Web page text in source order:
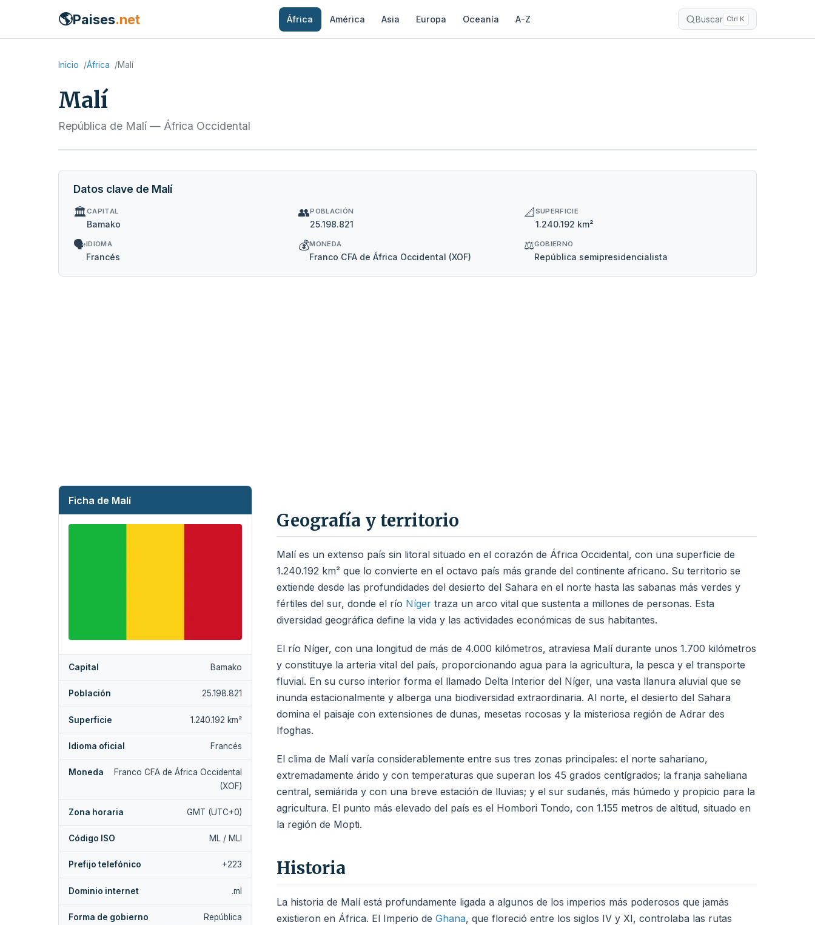
🌎Paises.net África América Asia Europa Oceanía A-Z Buscar Ctrl K
Inicio África Malí
Malí
República de Malí — África Occidental
Datos clave de Malí
🏛️CAPITAL
Bamako
👥POBLACIÓN
25.198.821
📐SUPERFICIE
1.240.192 km²
🗣️IDIOMA
Francés
💰MONEDA
Franco CFA de África Occidental (XOF)
⚖️GOBIERNO
República semipresidencialista
Ficha de Malí
Capital Bamako
Población 25.198.821
Superficie 1.240.192 km²
Idioma oficial Francés
Moneda
Franco CFA de África Occidental
(XOF)
Zona horaria GMT (UTC+0)
Código ISO ML / MLI
Prefijo telefónico +223
Dominio internet .ml
Forma de gobierno
República
Geografía y territorio
Malí es un extenso país sin litoral situado en el corazón de África Occidental, con una superficie de
1.240.192 km² que lo convierte en el octavo país más grande del continente africano. Su territorio se
extiende desde las profundidades del desierto del Sahara en el norte hasta las sabanas más verdes y
fértiles del sur, donde el río Níger traza un arco vital que sustenta a millones de personas. Esta
diversidad geográfica define la vida y las actividades económicas de sus habitantes.
El río Níger, con una longitud de más de 4.000 kilómetros, atraviesa Malí durante unos 1.700 kilómetros
y constituye la arteria vital del país, proporcionando agua para la agricultura, la pesca y el transporte
fluvial. En su curso interior forma el llamado Delta Interior del Níger, una vasta llanura aluvial que se
inunda estacionalmente y alberga una biodiversidad extraordinaria. Al norte, el desierto del Sahara
domina el paisaje con extensiones de dunas, mesetas rocosas y la misteriosa región de Adrar des
Ifoghas.
El clima de Malí varía considerablemente entre sus tres zonas principales: el norte sahariano,
extremadamente árido y con temperaturas que superan los 45 grados centígrados; la franja saheliana
central, semiárida y con una breve estación de lluvias; y el sur sudanés, más húmedo y propicio para la
agricultura. El punto más elevado del país es el Hombori Tondo, con 1.155 metros de altitud, situado en
la región de Mopti.
Historia
La historia de Malí está profundamente ligada a algunos de los imperios más poderosos que jamás
existieron en África. El Imperio de Ghana, que floreció entre los siglos IV y XI, controlaba las rutas